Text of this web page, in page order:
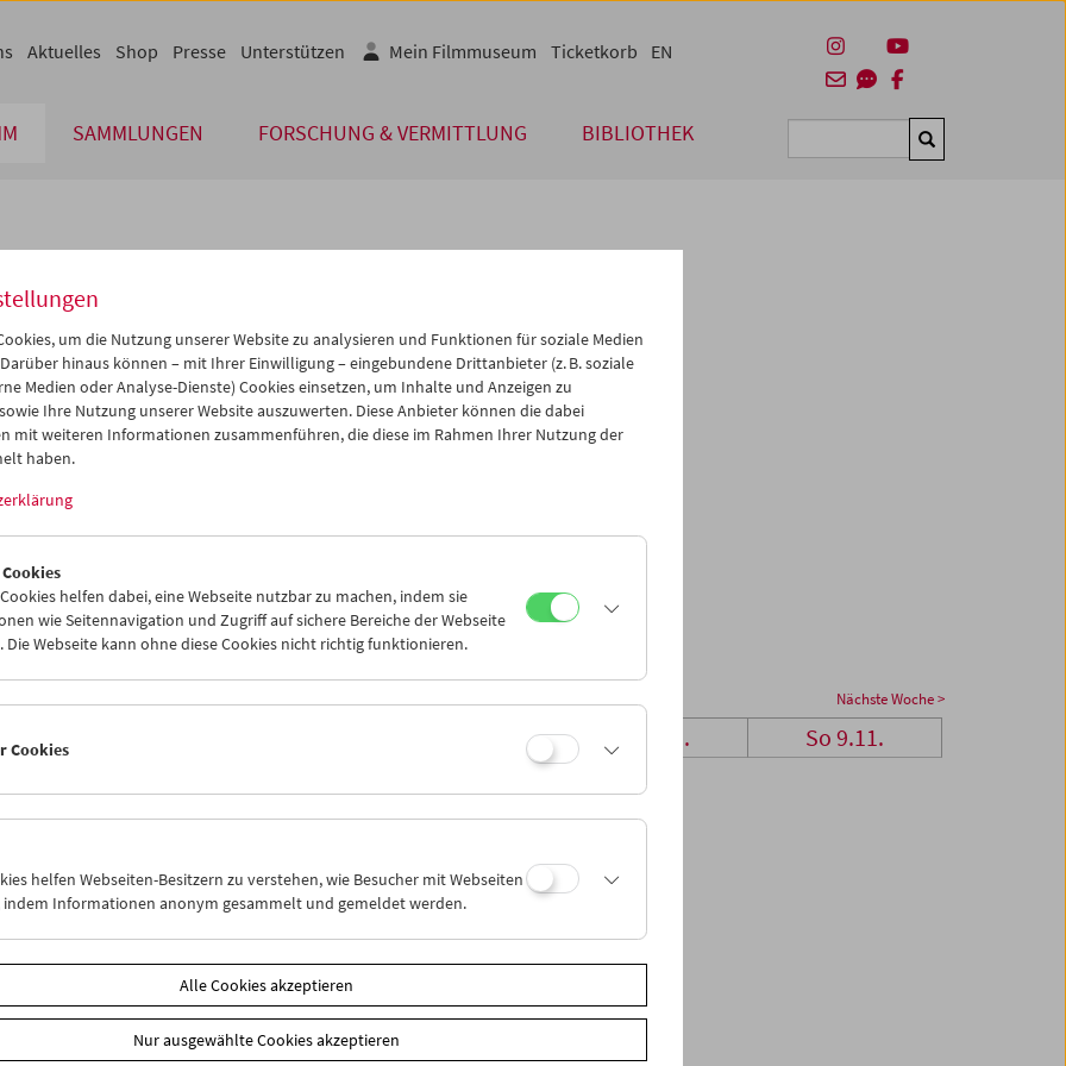
SAMMLUNGEN FORSCHUNG & VERMITTLUNG BIBLIOTHEK Suchen
Aktuelles Shop Presse Unterstützen Mein Filmmuseum Ticketkorb EN
Nov 2014 >>
Mi Do Fr Sa So
29 30 31 01
02
05 06 07 08
09
12 13
19 20
03
iCalender
Programmheft-PDF
English language or subtitles
Nächste Woche >
Mi 5.11. Sa 8.11. So 9.11.
um die Nutzung unserer Website zu analysieren und Funktionen für soziale Medien
hinaus können – mit Ihrer Einwilligung – eingebundene Drittanbieter (z. B. soziale
Medien oder Analyse-Dienste) Cookies einsetzen, um Inhalte und Anzeigen zu
Ihre Nutzung unserer Website auszuwerten. Diese Anbieter können die dabei
mit weiteren Informationen zusammenführen, die diese im Rahmen Ihrer Nutzung der
haben.
helfen dabei, eine Webseite nutzbar zu machen, indem sie
wie Seitennavigation und Zugriff auf sichere Bereiche der Webseite
Die Webseite kann ohne diese Cookies nicht richtig funktionieren.
Cookies
helfen Webseiten-Besitzern zu verstehen, wie Besucher mit Webseiten
indem Informationen anonym gesammelt und gemeldet werden.
Alle Cookies akzeptieren
Nur ausgewählte Cookies akzeptieren